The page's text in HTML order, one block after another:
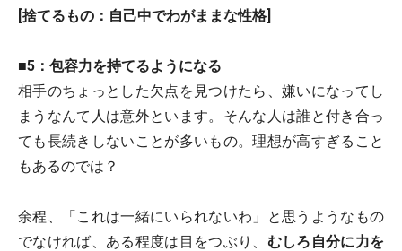
[捨てるもの：自己中でわがままな性格]
■5：包容力を持てるようになる
相手のちょっとした欠点を見つけたら、嫌いになってし
まうなんて人は意外といます。そんな人は誰と付き合っ
ても長続きしないことが多いもの。理想が高すぎること
もあるのでは？
余程、「これは一緒にいられないわ」と思うようなもの
でなければ、ある程度は目をつぶり、 むしろ自分に力を